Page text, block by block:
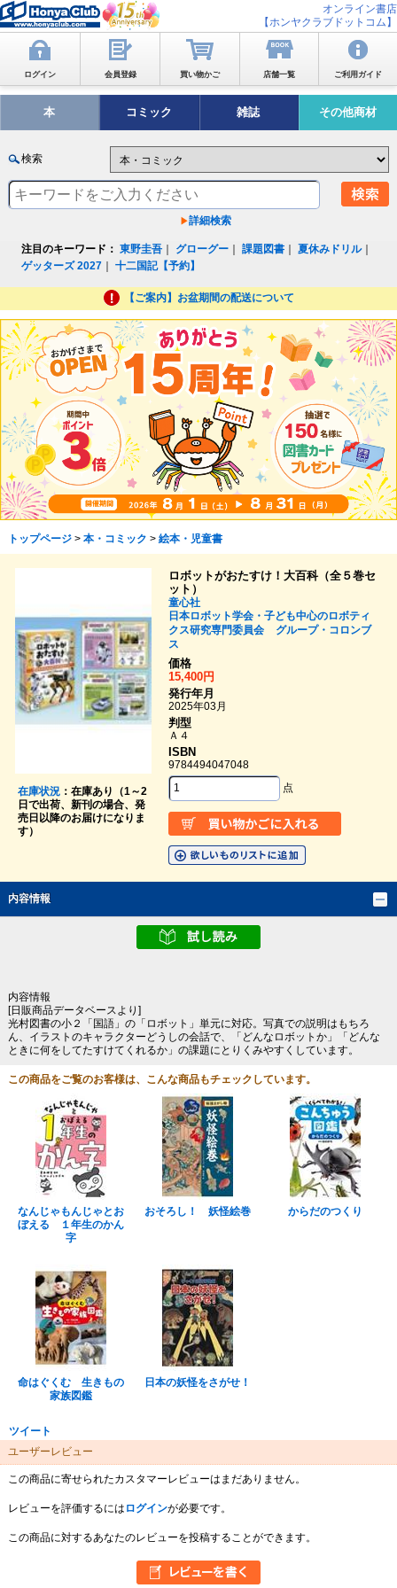
オンライン書店
【ホンヤクラブドットコム】
ログイン 会員登録 買い物かご 店舗一覧 ご利用ガイド
本 コミック 雑誌 その他商材
検索
詳細検索
注目のキーワード： 東野圭吾 グローグー ｜課題図書 ｜夏休みドリル｜
ゲッターズ 2027 ｜十二国記【予約】
【ご案内】お盆期間の配送について
トップページ> 本・コミック > 絵本・児童書
在庫状況：在庫あり（1～2
日で出荷、新刊の場合、発
売日以降のお届けになりま
す）
ロボットがおたすけ！大百科（全５巻セ
ット）
童心社
日本ロボット学会・子ども中心のロボティ
クス研究専門委員会
グループ・コロンブ
ス
価格
15,400円
発行年月
2025年03月
判型
Ａ４
ISBN
9784494047048
点
内容情報
内容情報
[日販商品データベースより]
光村図書の小２「国語」の「ロボット」単元に対応。写真での説明はもちろ
ん、イラストのキャラクターどうしの会話で、「どんなロボットか」「どんな
ときに何をしてたすけてくれるか」の課題にとりくみやすくしています。
この商品をご覧のお客様は、こんな商品もチェックしています。
なんじゃもんじゃとお
ぼえる １年生のかん
字
おそろし！ 妖怪絵巻 からだのつくり
命はぐくむ 生きもの
家族図鑑
日本の妖怪をさがせ！
ツイート
ユーザーレビュー
この商品に寄せられたカスタマーレビューはまだありません。
レビューを評価するには ログインが必要です。
この商品に対するあなたのレビューを投稿することができます。